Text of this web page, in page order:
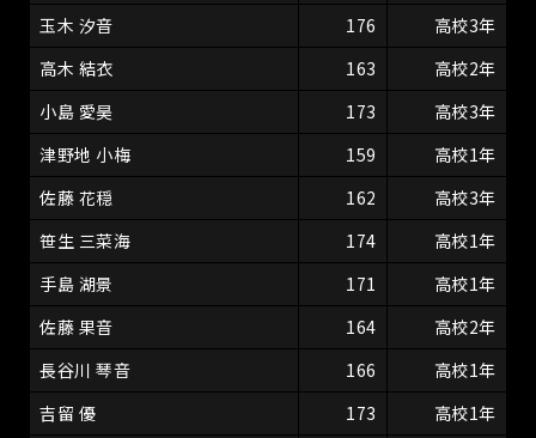
玉木 汐音
176
高校3年
高木 結衣
163
高校2年
小島 愛昊
173
高校3年
津野地 小梅
159
高校1年
佐藤 花穏
162
高校3年
笹生 三菜海
174
高校1年
手島 湖景
171
高校1年
佐藤 果音
164
高校2年
長谷川 琴音
166
高校1年
吉留 優
173
高校1年